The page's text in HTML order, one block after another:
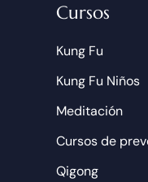
Cursos
Kung Fu
Kung Fu Niños
Meditación
Cursos de
Qigong